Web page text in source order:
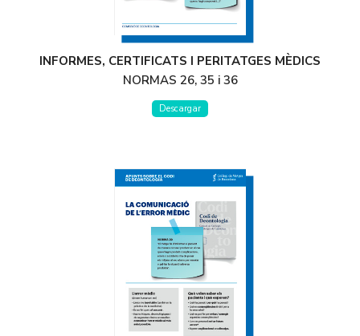
INFORMES, CERTIFICATS I PERITATGES MÈDICS
NORMAS 26, 35 i 36
Descargar